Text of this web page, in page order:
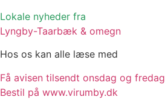
Lokale nyheder fra
Lyngby-Taarbæk & omegn
Hos os kan alle læse med
Få avisen tilsendt onsdag og fredag
Bestil på www.virumby.dk